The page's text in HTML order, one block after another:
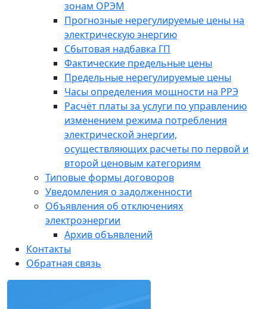
зонам ОРЭМ
Прогнозные нерегулируемые цены на
электрическую энергию
Сбытовая надбавка ГП
Фактические предельные цены
Предельные нерегулируемые цены
Часы определения мощности на РРЭ
Расчёт платы за услуги по управлению
изменением режима потребления
электрической энергии,
осуществляющих расчеты по первой и
второй ценовым категориям
Типовые формы договоров
Уведомления о задолженности
Объявления об отключениях
электроэнергии
Архив объявлений
Контакты
Обратная связь